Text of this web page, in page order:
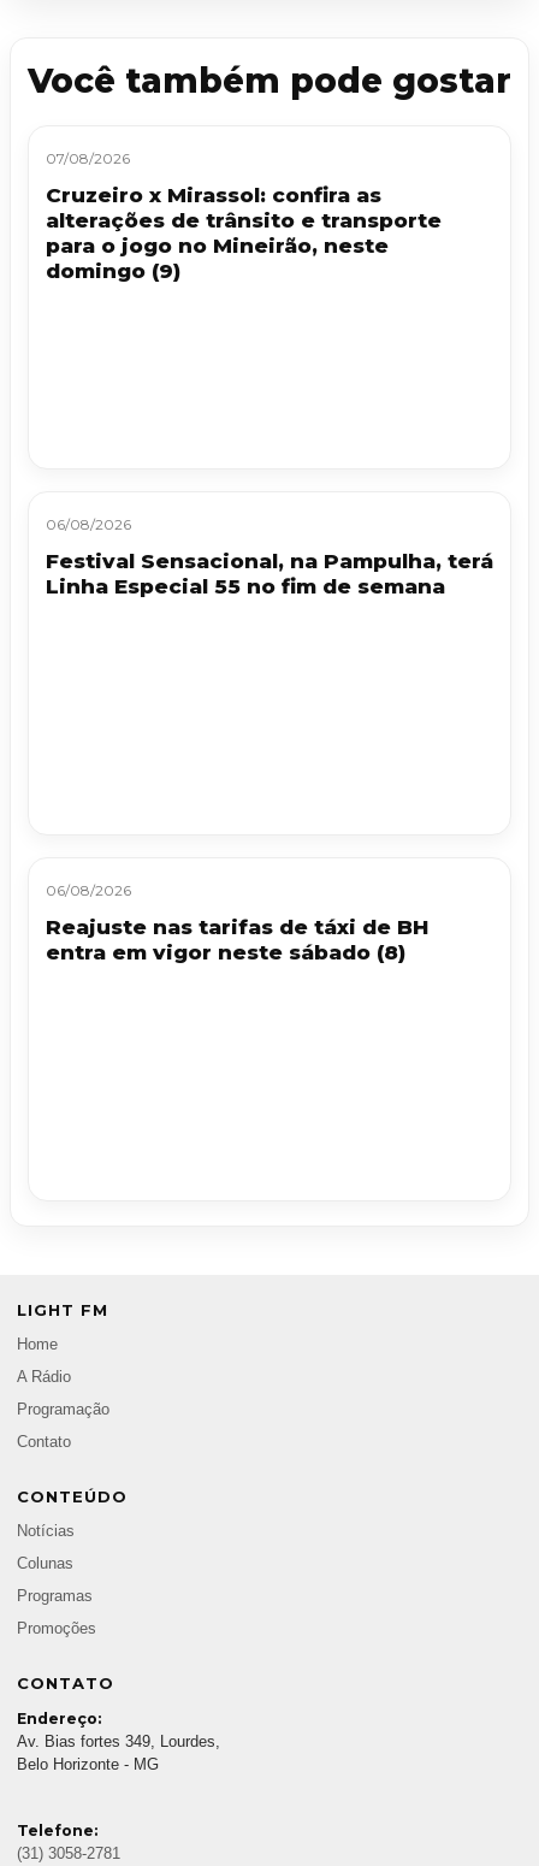
Você também pode gostar
07/08/2026
Cruzeiro x Mirassol: confira as
alterações de trânsito e transporte
para o jogo no Mineirão, neste
domingo (9)
06/08/2026
Festival Sensacional, na Pampulha, terá
Linha Especial 55 no fim de semana
06/08/2026
Reajuste nas tarifas de táxi de BH
entra em vigor neste sábado (8)
LIGHT FM
Home
A Rádio
Programação
Contato
CONTEÚDO
Notícias
Colunas
Programas
Promoções
CONTATO
Endereço:
Av. Bias fortes 349, Lourdes,
Belo Horizonte - MG
Telefone:
(31) 3058-2781